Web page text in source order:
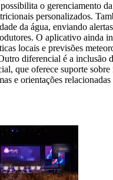
o gerenciamento
personalizados.
da água, enviando
O aplicativo ainda
locais e previsões
diferencial é a inclusão
que oferece suporte sobre
e orientações